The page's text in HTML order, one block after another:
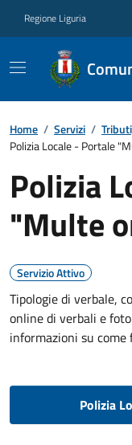
Regione Liguria
Home / Servizi /
Polizia Locale - Portale
Polizia
"Multe
Servizio Attivo
Tipologie di verbale,
online di verbali e
informazioni su come
Polizia